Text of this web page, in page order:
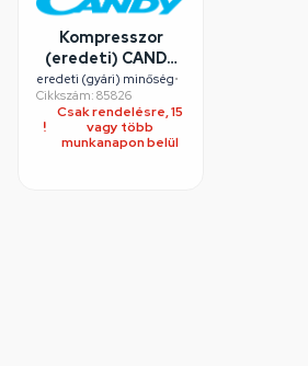
Kompresszor
(eredeti) CANDY
hűtőgép
eredeti (gyári) minőség•
Cikkszám: 85826
Csak rendelésre, 15
vagy több
munkanapon belül